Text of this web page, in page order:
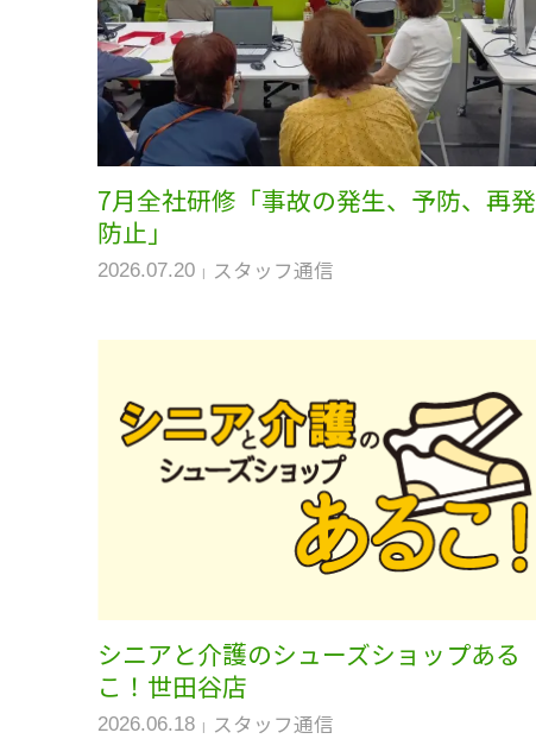
7月全社研修「事故の発生、予防、再発
防止」
2026.07.20 スタッフ通信
シニアと介護のシューズショップある
こ！世田谷店
2026.06.18 スタッフ通信